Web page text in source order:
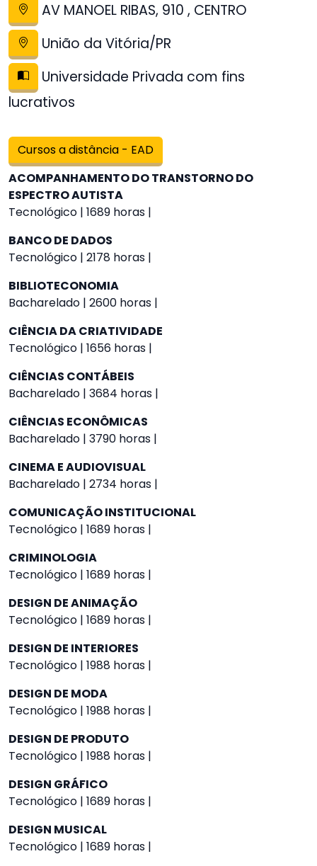
AV MANOEL RIBAS, 910 , CENTRO
União da Vitória/PR
Universidade Privada com fins
lucrativos
Cursos a distância - EAD
ACOMPANHAMENTO DO TRANSTORNO DO
ESPECTRO AUTISTA
Tecnológico | 1689 horas |
BANCO DE DADOS
Tecnológico | 2178 horas |
BIBLIOTECONOMIA
Bacharelado | 2600 horas |
CIÊNCIA DA CRIATIVIDADE
Tecnológico | 1656 horas |
CIÊNCIAS CONTÁBEIS
Bacharelado | 3684 horas |
CIÊNCIAS ECONÔMICAS
Bacharelado | 3790 horas |
CINEMA E AUDIOVISUAL
Bacharelado | 2734 horas |
COMUNICAÇÃO INSTITUCIONAL
Tecnológico | 1689 horas |
CRIMINOLOGIA
Tecnológico | 1689 horas |
DESIGN DE ANIMAÇÃO
Tecnológico | 1689 horas |
DESIGN DE INTERIORES
Tecnológico | 1988 horas |
DESIGN DE MODA
Tecnológico | 1988 horas |
DESIGN DE PRODUTO
Tecnológico | 1988 horas |
DESIGN GRÁFICO
Tecnológico | 1689 horas |
DESIGN MUSICAL
Tecnológico | 1689 horas |